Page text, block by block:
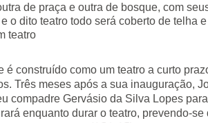
de praça e outra de bosque, com
o dito teatro todo será coberto de telha
teatro
é construído como um teatro a curto
Três meses após a sua inauguração,
compadre Gervásio da Silva Lopes
enquanto durar o teatro, prevendo-